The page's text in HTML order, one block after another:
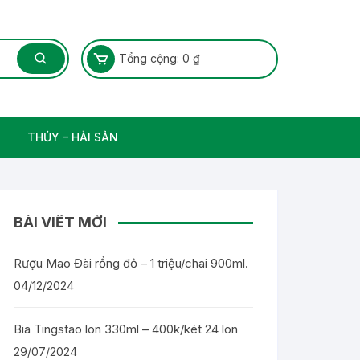
Tổng cộng: 0 ₫
THỦY – HẢI SẢN
BÀI VIẾT MỚI
Rượu Mao Đài rồng đỏ – 1 triệu/chai 900ml.
04/12/2024
Bia Tingstao lon 330ml – 400k/két 24 lon
29/07/2024